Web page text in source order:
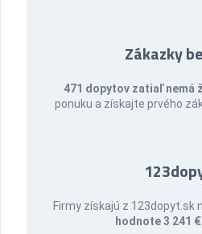
Zákazky
471 dopytov zatiaľ nemá
ponuku a získajte prvého
Firmy získajú z 123dopyt.sk
hodnote 3 241 €